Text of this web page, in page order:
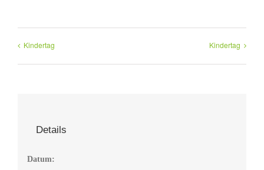
Kindertag Kindertag
Details
Datum: